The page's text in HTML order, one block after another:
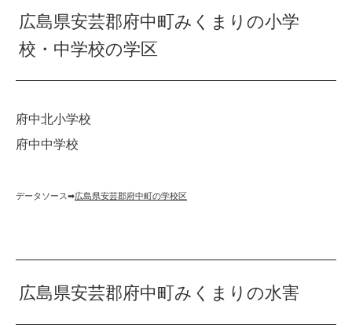
広島県安芸郡府中町みくまりの小学
校・中学校の学区
府中北小学校
府中中学校
データソース➡︎広島県安芸郡府中町の学校区
広島県安芸郡府中町みくまりの水害